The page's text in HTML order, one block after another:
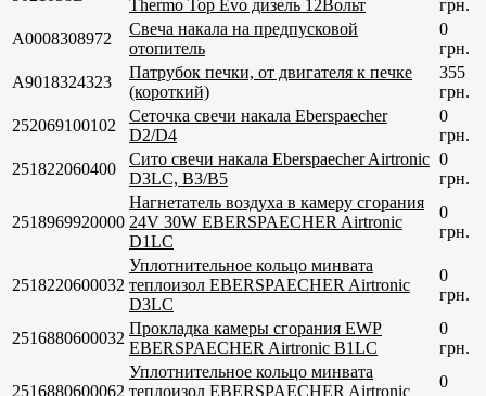
Thermo Top Evo дизель 12Вольт
грн.
A0008308972
Свеча накала на предпусковой
отопитель
0
грн.
A9018324323
Патрубок печки, от двигателя к печке
(короткий)
355
грн.
252069100102
Сеточка свечи накала Eberspaecher
D2/D4
0
грн.
251822060400
Сито свечи накала Eberspaecher Airtronic
D3LC, В3/B5
0
грн.
2518969920000
Нагнетатель воздуха в камеру сгорания
24V 30W EBERSPAECHER Airtronic
D1LC
0
грн.
2518220600032
Уплотнительное кольцо минвата
теплоизол EBERSPAECHER Airtronic
D3LC
0
грн.
2516880600032
Прокладка камеры сгорания EWP
EBERSPAECHER Airtronic B1LC
0
грн.
2516880600062
Уплотнительное кольцо минвата
теплоизол EBERSPAECHER Airtronic
0